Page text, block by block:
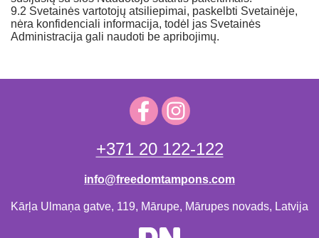
9.2 Svetainės vartotojų atsiliepimai, paskelbti Svetainėje,
nėra konfidenciali informacija, todėl jas Svetainės
Administracija gali naudoti be apribojimų.
+371 20 122-122
info@freedomtampons.com
Kārļa Ulmaņa gatve, 119, Mārupe, Mārupes novads, Latvija